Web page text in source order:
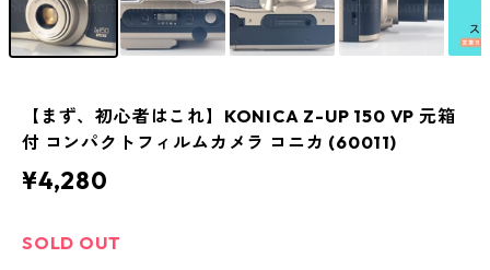
【まず、初心者はこれ】KONICA Z-UP 150 VP 元箱
付 コンパクトフィルムカメラ コニカ (60011)
¥4,280
SOLD OUT